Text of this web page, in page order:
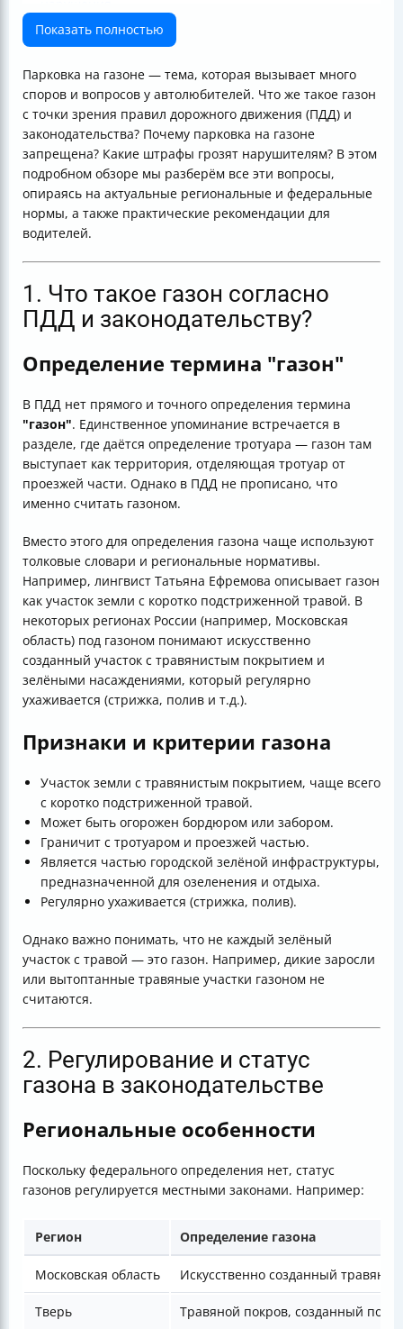
5. Практические рекомендации для водителей
6. Контроль и помощь граждан
Показать полностью
Парковка на газоне — тема, которая вызывает много
споров и вопросов у автолюбителей. Что же такое газон
с точки зрения правил дорожного движения (ПДД) и
законодательства? Почему парковка на газоне
запрещена? Какие штрафы грозят нарушителям? В этом
подробном обзоре мы разберём все эти вопросы,
опираясь на актуальные региональные и федеральные
нормы, а также практические рекомендации для
водителей.
1. Что такое газон согласно
ПДД и законодательству?
Определение термина "газон"
В ПДД нет прямого и точного определения термина
"газон". Единственное упоминание встречается в
разделе, где даётся определение тротуара — газон там
выступает как территория, отделяющая тротуар от
проезжей части. Однако в ПДД не прописано, что
именно считать газоном.
Вместо этого для определения газона чаще используют
толковые словари и региональные нормативы.
Например, лингвист Татьяна Ефремова описывает газон
как участок земли с коротко подстриженной травой. В
некоторых регионах России (например, Московская
область) под газоном понимают искусственно
созданный участок с травянистым покрытием и
зелёными насаждениями, который регулярно
ухаживается (стрижка, полив и т.д.).
Признаки и критерии газона
Участок земли с травянистым покрытием, чаще всего
с коротко подстриженной травой.
Может быть огорожен бордюром или забором.
Граничит с тротуаром и проезжей частью.
Является частью городской зелёной инфраструктуры,
предназначенной для озеленения и отдыха.
Регулярно ухаживается (стрижка, полив).
Однако важно понимать, что не каждый зелёный
участок с травой — это газон. Например, дикие заросли
или вытоптанные травяные участки газоном не
считаются.
2. Регулирование и статус
газона в законодательстве
Региональные особенности
Поскольку федерального определения нет, статус
газонов регулируется местными законами. Например:
Регион Определение газона
Московская область Искусственно созданный
Тверь Травяной покров, созданный